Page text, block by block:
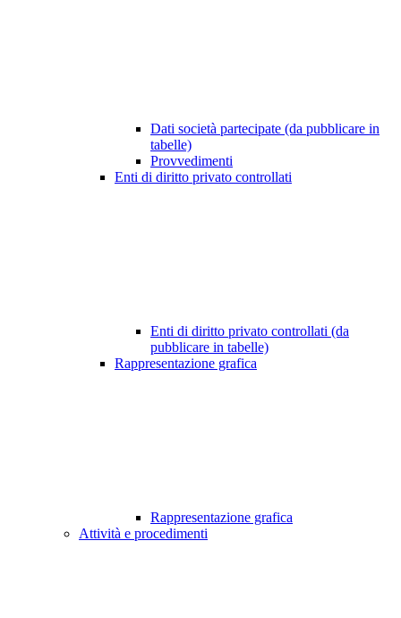
Dati società partecipate (da pubblicare in
tabelle)
Provvedimenti
Enti di diritto privato controllati
Enti di diritto privato controllati (da
pubblicare in tabelle)
Rappresentazione grafica
Rappresentazione grafica
Attività e procedimenti